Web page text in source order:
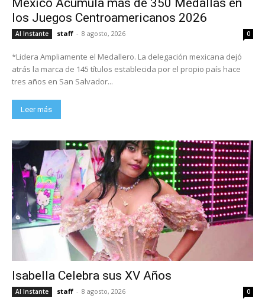
México Acumula más de 350 Medallas en
los Juegos Centroamericanos 2026
Al Instante staff - 8 agosto, 2026 0
*Lidera Ampliamente el Medallero. La delegación mexicana dejó
atrás la marca de 145 títulos establecida por el propio país hace
tres años en San Salvador...
Leer más
Isabella Celebra sus XV Años
Al Instante staff - 8 agosto, 2026 0